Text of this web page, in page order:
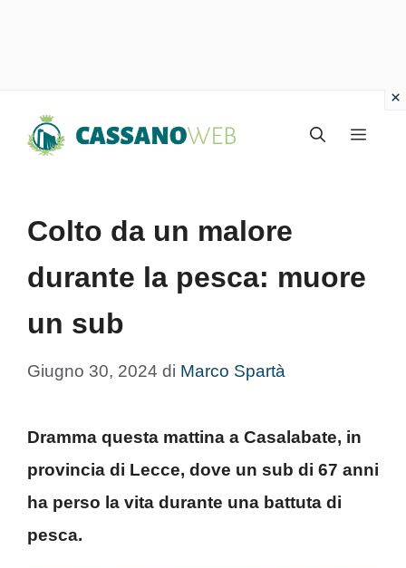
Menu
Colto da un malore
durante la pesca: muore
un sub
Giugno 30, 2024 di Marco Spartà
Dramma questa mattina a Casalabate, in
provincia di Lecce, dove un sub di 67 anni
ha perso la vita durante una battuta di
pesca.